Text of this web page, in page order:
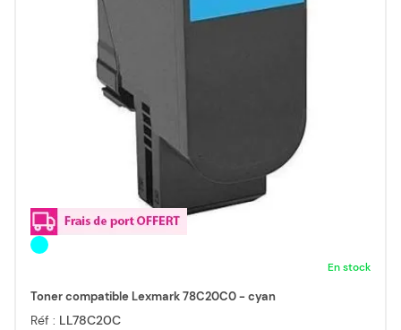
En stock
Toner compatible Lexmark 78C20C0 - cyan
Réf : LL78C20C